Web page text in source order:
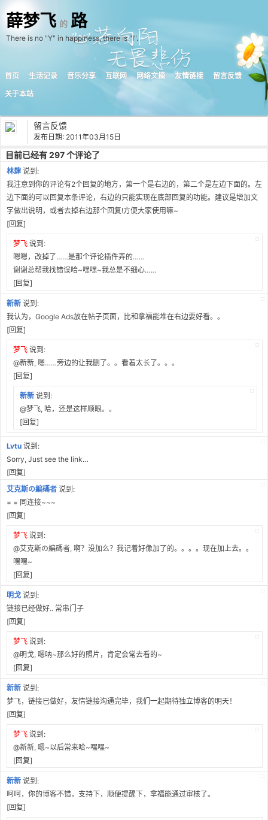
薛梦飞 的 路
There is no "Y" in happiness, there is "I".
首页 生活记录 音乐分享 互联网 网络文摘 友情链接
留言反馈
关于本站
留言反馈
发布日期: 2011年03月15日
目前已经有 297 个评论了
林肆 说到:
我注意到你的评论有2个回复的地方，第一个是右边的，第二个是左边下面的。左
边下面的可以回复本条评论，右边的只能实现在底部回复的功能。建议是增加文
字做出说明，或者去掉右边那个回复!方便大家使用嘛~
[回复]
梦飞 说到:
嗯嗯，改掉了……是那个评论插件弄的……
谢谢总帮我找错误哈~嘿嘿~我总是不细心……
[回复]
新新 说到:
我认为，Google Ads放在帖子页面，比和拿福能堆在右边要好看。。
[回复]
梦飞 说到:
@新新, 嗯……旁边的让我删了。。看着太长了。。。
[回复]
新新 说到:
@梦飞, 哈，还是这样顺眼。。
[回复]
Lvtu 说到:
Sorry, Just see the link…
[回复]
艾克斯の編碼者 说到:
= = 同连接~~~
[回复]
梦飞 说到:
@艾克斯の編碼者, 啊？没加么？我记着好像加了的。。。。现在加上去。。
嘿嘿~
[回复]
明戈 说到:
链接已经做好.. 常串门子
[回复]
梦飞 说到:
@明戈, 嗯呐~那么好的照片，肯定会常去看的~
[回复]
新新 说到:
梦飞，链接已做好，友情链接沟通完毕，我们一起期待独立博客的明天！
[回复]
梦飞 说到:
@新新, 嗯~以后常来哈~嘿嘿~
[回复]
新新 说到:
呵呵，你的博客不错，支持下，顺便提醒下，拿福能通过审核了。
[回复]